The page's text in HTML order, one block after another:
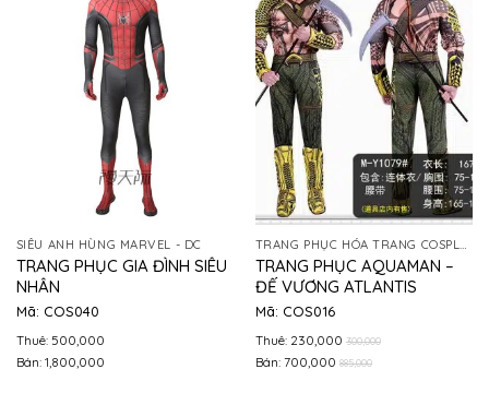
SIÊU ANH HÙNG MARVEL - DC
TRANG PHỤC GIA ĐÌNH SIÊU
NHÂN
Mã: COS040
Thuê: 500,000
Bán: 1,800,000
TRANG PHỤC HÓA TRANG COSPLAY
TRANG PHỤC AQUAMAN –
ĐẾ VƯƠNG ATLANTIS
Mã: COS016
Thuê: 230,000 300,000
Bán: 700,000 885,000